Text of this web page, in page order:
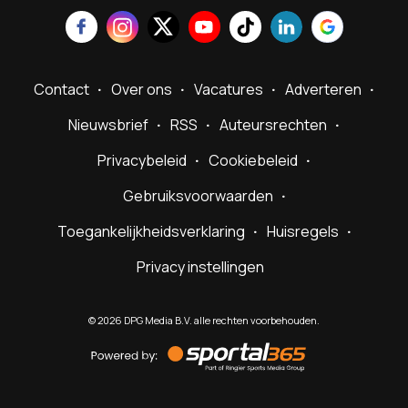
Contact Over ons Vacatures
Adverteren
Nieuwsbrief
RSS
Auteursrechten
Privacybeleid
Cookiebeleid
Gebruiksvoorwaarden
Toegankelijkheidsverklaring
Huisregels
Privacy instellingen
©2026 DPG Media B.V. alle rechten voorbehouden.
by
Sportal365